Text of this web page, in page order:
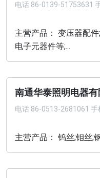
电话 86-0139-51753631
主营产品： 变压器配
电子元器件等;...
南通华泰照明电器有
电话 86-0513-2681061
主营产品： 钨丝;钼丝;